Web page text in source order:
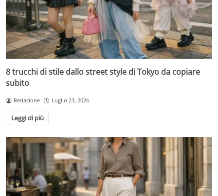
8 trucchi di stile dallo street style di Tokyo da copiare
subito
Redazione Luglio 23, 2026
Leggi di più